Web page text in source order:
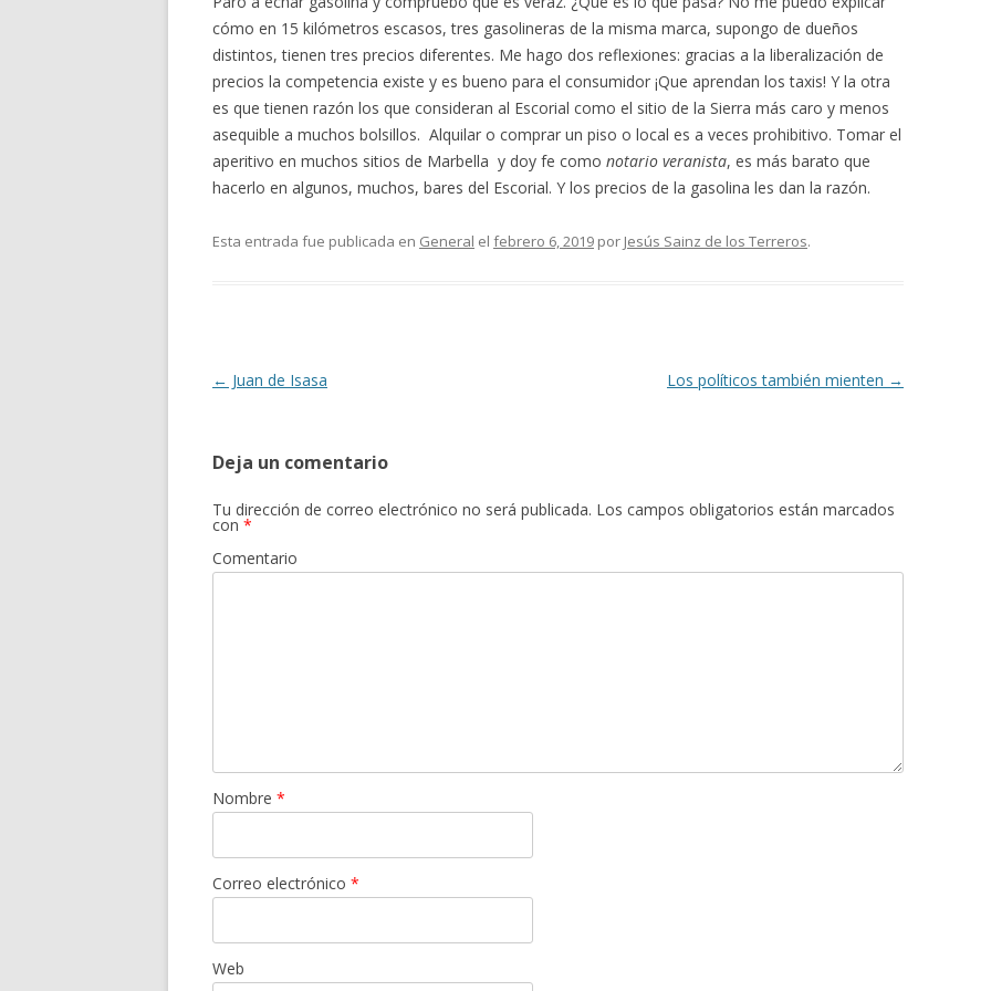
cómo en 15 kilómetros escasos, tres gasolineras de la misma marca, supongo de dueños
distintos, tienen tres precios diferentes. Me hago dos reflexiones: gracias a la liberalización de
precios la competencia existe y es bueno para el consumidor ¡Que aprendan los taxis! Y la otra
es que tienen razón los que consideran al Escorial como el sitio de la Sierra más caro y menos
asequible a muchos bolsillos. Alquilar o comprar un piso o local es a veces prohibitivo. Tomar el
aperitivo en muchos sitios de Marbella y doy fe como notario veranista, es más barato que
hacerlo en algunos, muchos, bares del Escorial. Y los precios de la gasolina les dan la razón.
Esta entrada fue publicada en General el febrero 6, 2019 por Jesús Sainz de los Terreros.
Navegación
← Juan de Isasa Los políticos también mienten →
Deja un comentario
Tu dirección de correo electrónico no será publicada. Los campos obligatorios están marcados
con *
Comentario
Nombre *
Correo electrónico *
Web